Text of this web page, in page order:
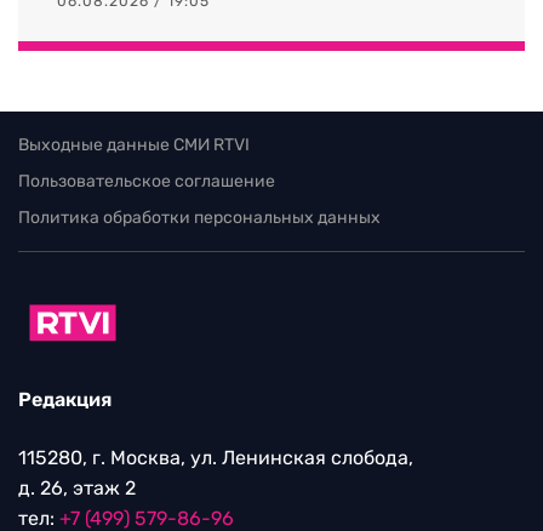
Выходные данные СМИ RTVI
Пользовательское соглашение
Политика обработки персональных данных
Редакция
115280, г. Москва, ул. Ленинская слобода,
д. 26, этаж 2
тел: +7 (499) 579-86-96